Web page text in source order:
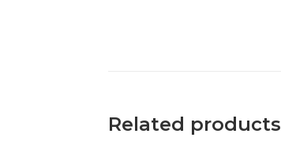
Related products